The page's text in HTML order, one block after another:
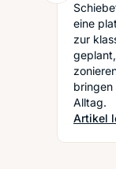
eine
zur
bringen
Alltag.
Artikel